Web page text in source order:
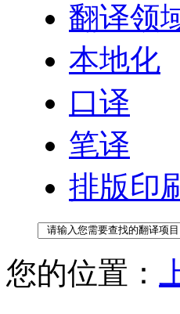
翻译领
本地化
口译
笔译
排版印
您的位置：